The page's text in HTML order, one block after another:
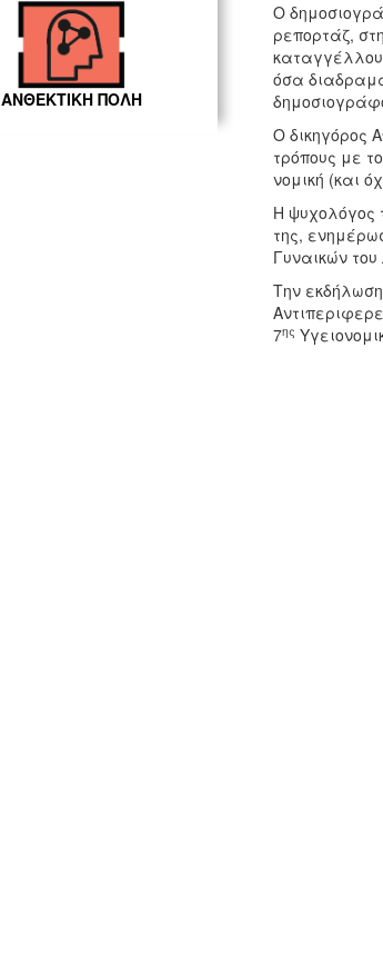
ΑΝΘΕΚΤΙΚΗ ΠΟΛΗ
Ο
ρεπορτάζ,
όσα
Ο δικηγόρος
τρόπους με
νομική (και
Η ψυχολόγος
της,
Γυναικών
Την
7ης